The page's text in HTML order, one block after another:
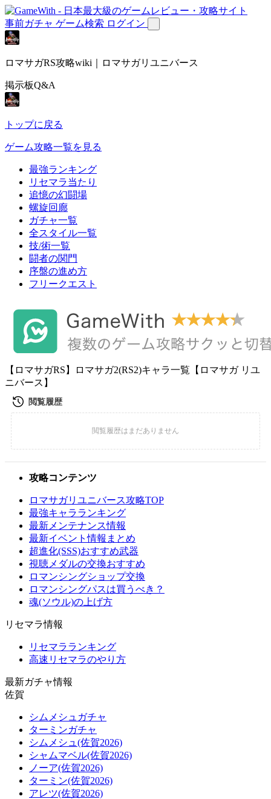
事前ガチャ ゲーム検索 ログイン
ロマサガRS攻略wiki｜ロマサガリユニバース
掲示板Q&A
トップに戻る
ゲーム攻略一覧を見る
最強ランキング
リセマラ当たり
追憶の幻闘場
螺旋回廊
ガチャ一覧
全スタイル一覧
技/術一覧
闘者の関門
序盤の進め方
フリークエスト
【ロマサガRS】ロマサガ2(RS2)キャラ一覧【ロマサガ リユ
ニバース】
攻略コンテンツ
ロマサガリユニバース攻略TOP
最強キャラランキング
最新メンテナンス情報
最新イベント情報まとめ
超進化(SSS)おすすめ武器
視聴メダルの交換おすすめ
ロマンシングショップ交換
ロマンシングパスは買うべき？
魂(ソウル)の上げ方
リセマラ情報
リセマラランキング
高速リセマラのやり方
最新ガチャ情報
佐賀
シムメシュガチャ
ターミンガチャ
シムメシュ(佐賀2026)
シャムマベル(佐賀2026)
ノーア(佐賀2026)
ターミン(佐賀2026)
アレツ(佐賀2026)